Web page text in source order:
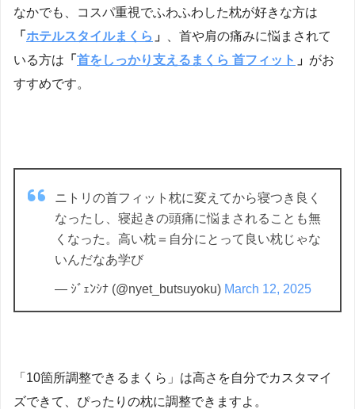
なかでも、コスパ重視でふわふわした枕が好きな方は
「 ホテルスタイルまくら 」
、首や肩の痛みに悩まされて
いる方は 「 首をしっかり支えるまくら 首フィット 」 がお
すすめです。
ニトリの首フィット枕に変えてから寝つき良く
なったし、寝起きの頭痛に悩まされることも無
くなった。高い枕＝自分にとって良い枕じゃな
いんだなあ学び
— ｼﾞｪﾝｼﾅ (@nyet_butsuyoku) March 12, 2025
「10箇所調整できるまくら」は高さを自分でカスタマイ
ズできて、ぴったりの枕に調整できますよ。